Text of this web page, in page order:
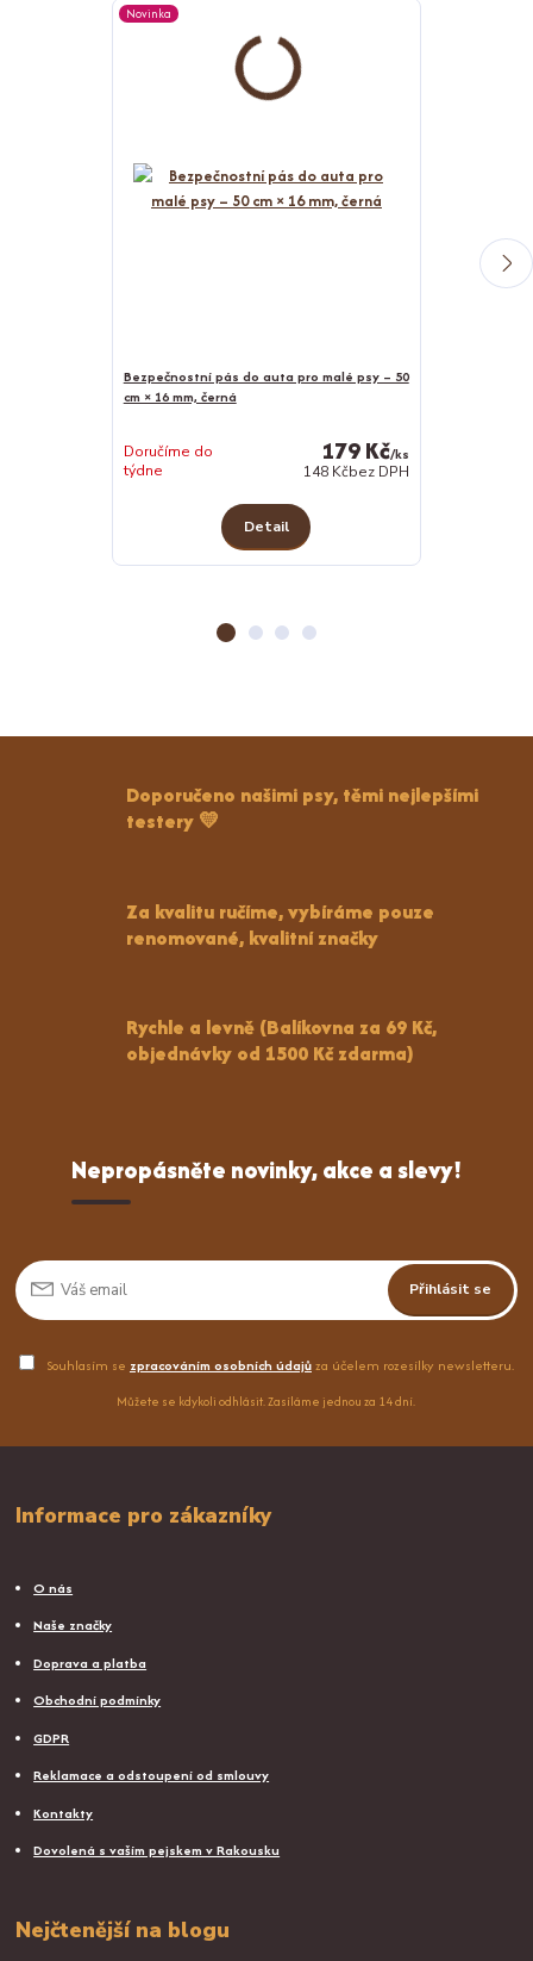
Novinka
Bezpečnostní pás do auta pro malé psy – 50
cm × 16 mm, černá
179 Kč/ks
148 Kčbez DPH
Doručíme do
týdne
Detail
Doporučeno našimi psy, těmi nejlepšími
testery 💛
Za kvalitu ručíme, vybíráme pouze
renomované, kvalitní značky
Rychle a levně (Balíkovna za 69 Kč,
objednávky od 1500 Kč zdarma)
Nepropásněte novinky, akce a slevy!
Přihlásit se
Souhlasím se zpracováním osobních údajůza účelem rozesílky newsletteru.
Můžete se kdykoli odhlásit. Zasíláme jednou za 14 dní.
Informace pro zákazníky
O nás
Naše značky
Doprava a platba
Obchodní podmínky
GDPR
Reklamace a odstoupení od smlouvy
Kontakty
Dovolená s vaším pejskem v Rakousku
Nejčtenější na blogu